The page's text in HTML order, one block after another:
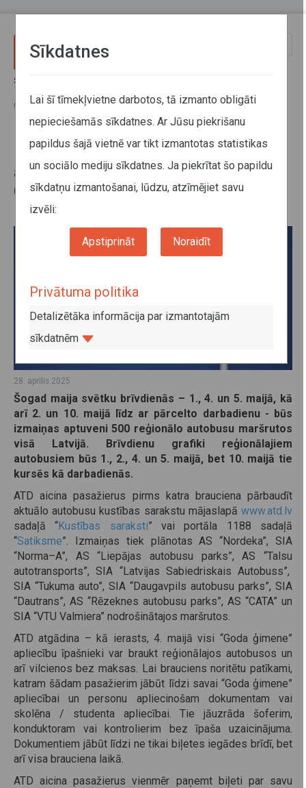
Sākums
ģimeņu karšu īpašniekiem bezmaksas braucieni
Maija svētkos izmaiņas reģionālo
autobusu maršrutos, 4. maijā
Goda ģimeņu karšu īpašniekiem
bezmaksas braucieni
28. aprīlis 2025
Šogad maija svētku brīvdienās – 1., 4. un 5. maijā, kā
arī 2. un 10. maijā līdz ar pārcelto darbadienu - būs
izmaiņas aptuveni 500 reģionālo autobusu maršrutos
visā Latvijā. Brīvdienu grafiki reģionālajiem
autobusiem būs 1., 2., 4. un 5. maijā, bet 10. maijā tie
kursēs kā darbadienās.
ATD aicina pasažierus pirms katra brauciena pārbaudīt
aktuālo autobusu kustības sarakstu mājaslapā www.atd.lv
sadaļā “Kustības saraksti” vai portāla 1188 sadaļā
“Satiksme”. Izmaiņas tiek plānotas AS “Nordeka”, SIA
“Norma–A”, AS “Liepājas autobusu parks”, AS “Talsu
autotransports”, SIA “Latvijas Sabiedriskais Autobuss”,
SIA “Tukuma auto”, SIA “Daugavpils autobusu parks”, SIA
“Dautrans”, AS “Rēzeknes autobusu parks”, AS “CATA” un
SIA “VTU Valmiera” nodrošinātajos maršrutos.
ATD atgādina – kā ierasts, 4. maijā visi “Goda ģimene”
apliecību īpašnieki var braukt reģionālajos autobusos un
arī vilcienos bez maksas. Lai brauciens noritētu patīkami,
katram šādam pasažierim jābūt līdzi savai “Goda ģimene”
apliecībai un personu apliecinošam dokumentam vai
skolēna / studenta apliecībai. Tie jāuzrāda šoferim,
konduktoram vai kontrolierim bez īpaša uzaicinājuma.
Dokumentiem jābūt līdzi ne tikai biļetes iegādes brīdī, bet
arī visa brauciena laikā.
ATD aicina pasažierus vienmēr paņemt biļeti par savu
Sīkdatnes
Lai šī tīmekļvietne darbotos, tā izmanto obligāti
nepieciešamās sīkdatnes. Ar Jūsu piekrišanu
papildus šajā vietnē var tikt izmantotas statistikas
un sociālo mediju sīkdatnes. Ja piekrītat šo papildu
sīkdatņu izmantošanai, lūdzu, atzīmējiet savu
izvēli:
Apstiprināt Noraidīt
Privātuma politika
Detalizētāka informācija par izmantotajām
sīkdatnēm